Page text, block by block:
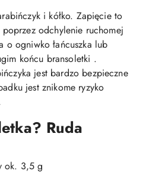
i kółko. Zapięcie to
odchylenie ruchomej
o ogniwko łańcuszka lub
końcu bransoletki .
jest bardzo bezpieczne
jest znikome ryzyko
Ruda
ok. 3,5 g